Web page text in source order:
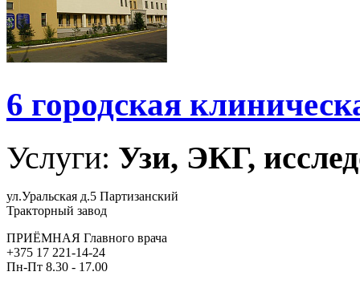
6 городская
Услуги: Узи, ЭКГ,
ул.Уральская д.5 Партизанский
Тракторный завод
ПРИЁМНАЯ Главного врача
+375 17 221-14-24
Пн-Пт 8.30 - 17.00